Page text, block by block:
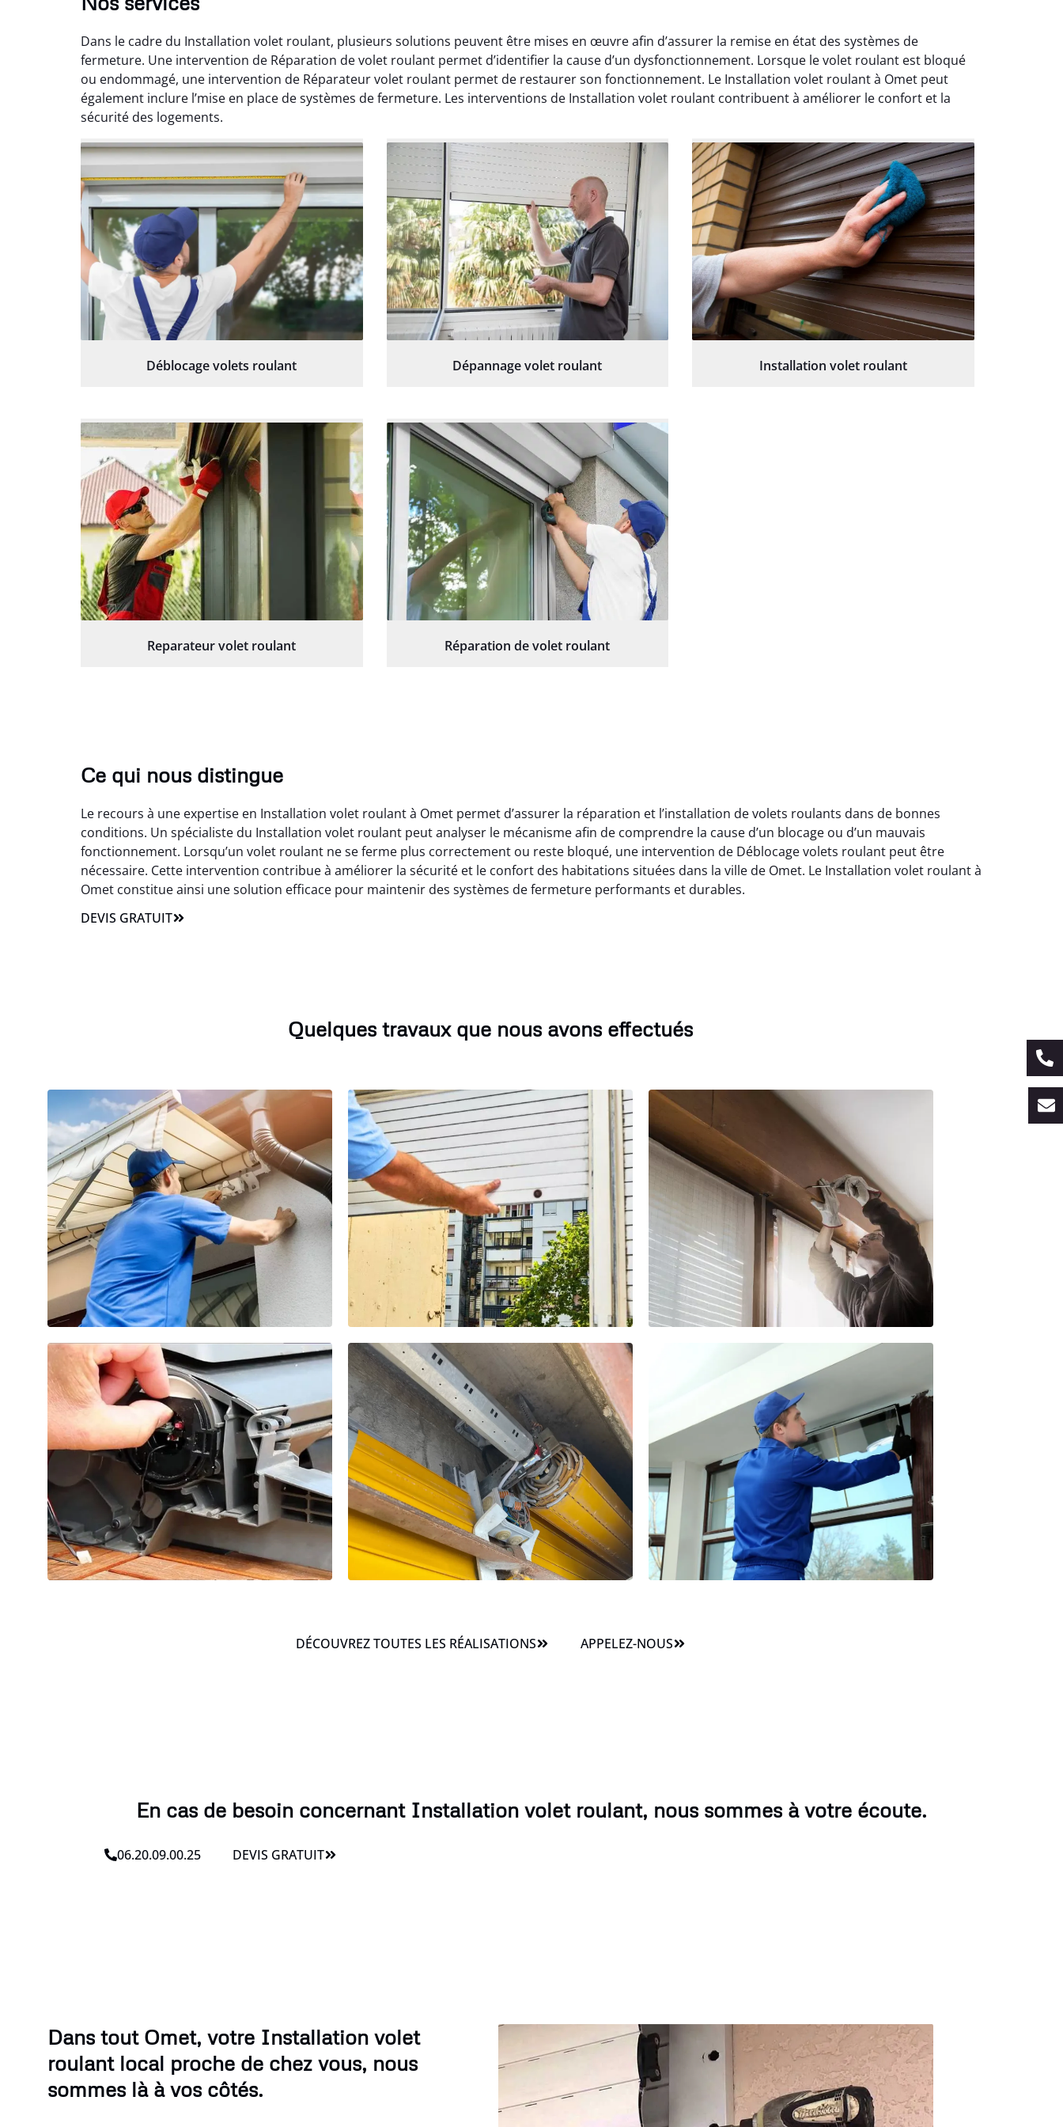
Dans le cadre du Installation volet roulant, plusieurs solutions peuvent être mises en œuvre afin d’assurer la remise en état des systèmes de
fermeture. Une intervention de Réparation de volet roulant permet d’identifier la cause d’un dysfonctionnement. Lorsque le volet roulant est bloqué
ou endommagé, une intervention de Réparateur volet roulant permet de restaurer son fonctionnement. Le Installation volet roulant à Omet peut
également inclure l’mise en place de systèmes de fermeture. Les interventions de Installation volet roulant contribuent à améliorer le confort et la
sécurité des logements.
Déblocage volets roulant Dépannage volet roulant Installation volet roulant
Reparateur volet roulant Réparation de volet roulant
Ce qui nous distingue
Le recours à une expertise en Installation volet roulant à Omet permet d’assurer la réparation et l’installation de volets roulants dans de bonnes
conditions. Un spécialiste du Installation volet roulant peut analyser le mécanisme afin de comprendre la cause d’un blocage ou d’un mauvais
fonctionnement. Lorsqu’un volet roulant ne se ferme plus correctement ou reste bloqué, une intervention de Déblocage volets roulant peut être
nécessaire. Cette intervention contribue à améliorer la sécurité et le confort des habitations situées dans la ville de Omet. Le Installation volet roulant à
Omet constitue ainsi une solution efficace pour maintenir des systèmes de fermeture performants et durables.
DEVIS GRATUIT
Quelques travaux que nous avons effectués
DÉCOUVREZ TOUTES LES RÉALISATIONS APPELEZ-NOUS
En cas de besoin concernant Installation volet roulant, nous sommes à votre écoute.
06.20.09.00.25 DEVIS GRATUIT
Dans tout Omet, votre Installation volet
roulant local proche de chez vous, nous
sommes là à vos côtés.